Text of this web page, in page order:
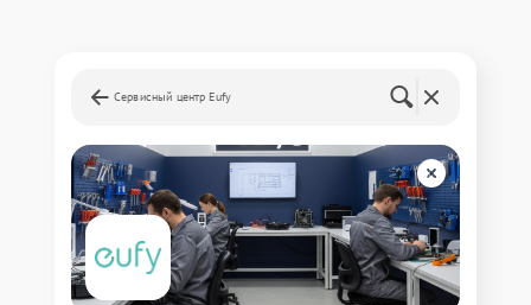
Сервисный центр Eufy